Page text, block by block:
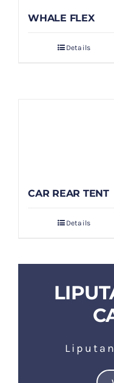
WHALE FLEX
Details
CAR REAR TENT
Details